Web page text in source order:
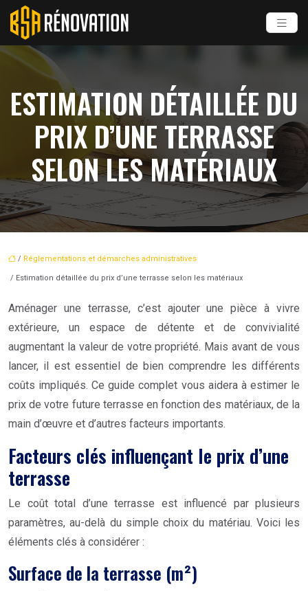
ESTIMATION DÉTAILLÉE DU
PRIX D’UNE TERRASSE
SELON LES MATÉRIAUX
/ Réglementations et démarches administratives
/ Estimation détaillée du prix d’une terrasse selon les matériaux
Aménager une terrasse, c’est ajouter une pièce à vivre
extérieure, un espace de détente et de convivialité
augmentant la valeur de votre propriété. Mais avant de vous
lancer, il est essentiel de bien comprendre les différents
coûts impliqués. Ce guide complet vous aidera à estimer le
prix de votre future terrasse en fonction des matériaux, de la
main d’œuvre et d’autres facteurs importants.
Facteurs clés influençant le prix d’une
terrasse
Le coût total d’une terrasse est influencé par plusieurs
paramètres, au-delà du simple choix du matériau. Voici les
éléments clés à considérer :
Surface de la terrasse (m²)